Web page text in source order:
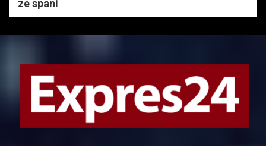
ze spaní